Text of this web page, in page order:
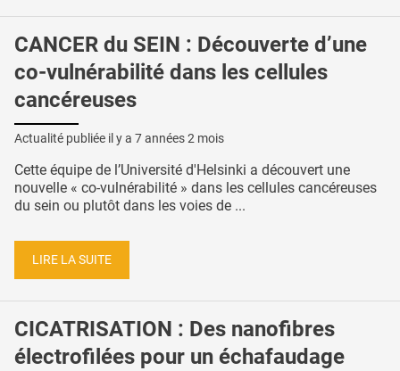
CANCER du SEIN : Découverte d’une
co-vulnérabilité dans les cellules
cancéreuses
Actualité publiée il y a 7 années 2 mois
Cette équipe de l’Université d'Helsinki a découvert une
nouvelle « co-vulnérabilité » dans les cellules cancéreuses
du sein ou plutôt dans les voies de ...
LIRE LA SUITE
CICATRISATION : Des nanofibres
électrofilées pour un échafaudage